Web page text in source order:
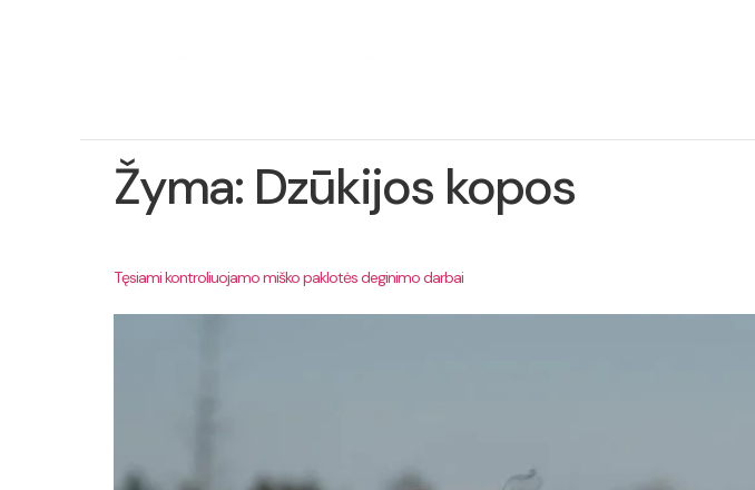
Žyma: Dzūkijos kopos
Tęsiami kontroliuojamo miško paklotės deginimo darbai